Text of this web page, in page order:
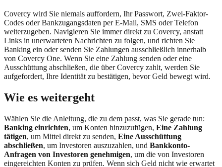
Covercy wird Sie niemals auffordern, Ihr Passwort, Zwei-Faktor-
Codes oder Bankzugangsdaten per E-Mail, SMS oder Telefon
weiterzugeben. Navigieren Sie immer direkt zu Covercy, anstatt
Links in unerwarteten Nachrichten zu folgen, und richten Sie
Banking ein oder senden Sie Zahlungen ausschließlich innerhalb
von Covercy One. Wenn Sie eine Zahlung senden oder eine
Ausschüttung abschließen, die über Covercy zahlt, werden Sie
aufgefordert, Ihre Identität zu bestätigen, bevor Geld bewegt wird.
Wie es weitergeht
Wählen Sie die Anleitung, die zu dem passt, was Sie gerade tun:
Banking einrichten, um Konten hinzuzufügen, Eine Zahlung
tätigen, um Mittel direkt zu senden, Eine Ausschüttung
abschließen, um Investoren auszuzahlen, und Bankkonto-
Anfragen von Investoren genehmigen, um die von Investoren
eingereichten Konten zu prüfen. Wenn sich Geld nicht wie erwartet